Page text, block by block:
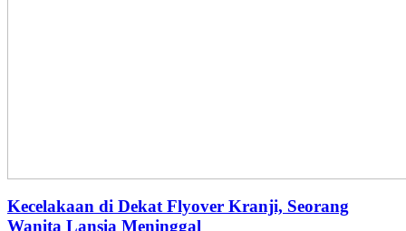
Kecelakaan di Dekat Flyover Kranji, Seorang
Wanita Lansia Meninggal